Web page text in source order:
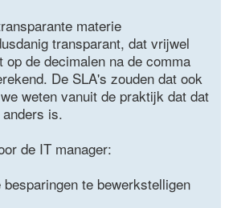
materie
transparant, dat vrijwel
op de decimalen na de comma
De SLA's zouden dat ook
weten vanuit de praktijk dat dat
is.
de IT manager:
te bewerkstelligen